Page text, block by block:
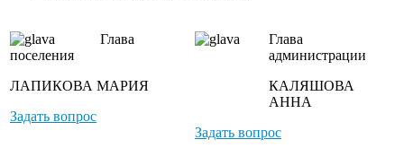
Глава
поселения
ЛАПИКОВА МАРИЯ
Задать вопрос
Глава
администрации
КАЛЯШОВА
АННА
Задать вопрос